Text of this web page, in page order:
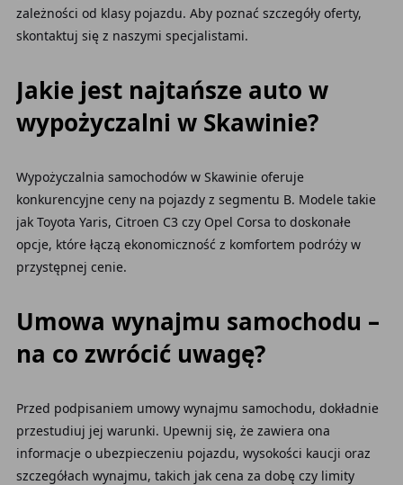
zależności od klasy pojazdu. Aby poznać szczegóły oferty,
skontaktuj się z naszymi specjalistami.
Jakie jest najtańsze auto w
wypożyczalni w Skawinie?
Wypożyczalnia samochodów w Skawinie oferuje
konkurencyjne ceny na pojazdy z segmentu B. Modele takie
jak Toyota Yaris, Citroen C3 czy Opel Corsa to doskonałe
opcje, które łączą ekonomiczność z komfortem podróży w
przystępnej cenie.
Umowa wynajmu samochodu –
na co zwrócić uwagę?
Przed podpisaniem umowy wynajmu samochodu, dokładnie
przestudiuj jej warunki. Upewnij się, że zawiera ona
informacje o ubezpieczeniu pojazdu, wysokości kaucji oraz
szczegółach wynajmu, takich jak cena za dobę czy limity